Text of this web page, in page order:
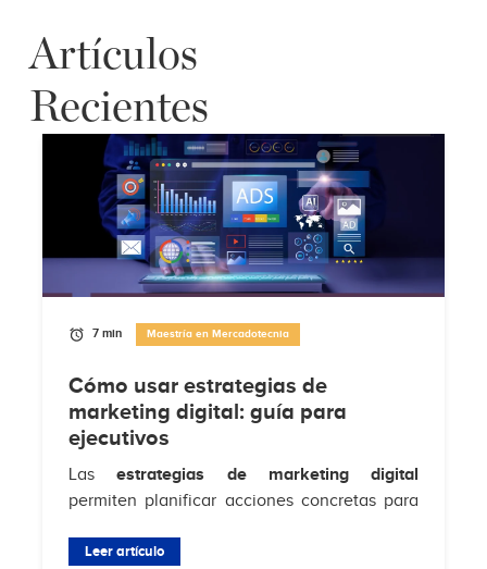
Artículos
Recientes
7 min Maestría en Mercadotecnia
Cómo usar estrategias de
marketing digital: guía para
ejecutivos
Lasestrategias de marketing digital
permiten planificar acciones concretas para
fortalecer la relación con la audiencia en...
Leer artículo